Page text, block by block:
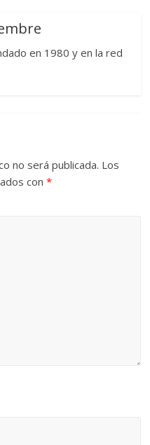
en 1980 y en la red
no será publicada. Los
con*